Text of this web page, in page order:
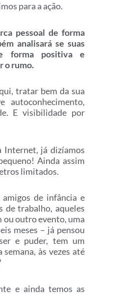
para a ação.
pessoal de forma
analisará se suas
forma positiva e
o rumo.
tratar bem da sua
autoconhecimento,
E visibilidade por
Internet, já dizíamos
Ainda assim
limitados.
de infância e
de trabalho, aqueles
ou outro evento, uma
meses – já pensou
e puder, tem um
às vezes até
e ainda temos as